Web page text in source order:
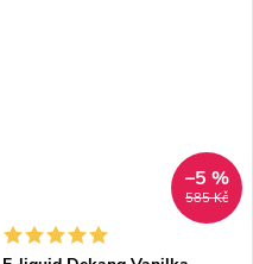
585 Kč
–5 %